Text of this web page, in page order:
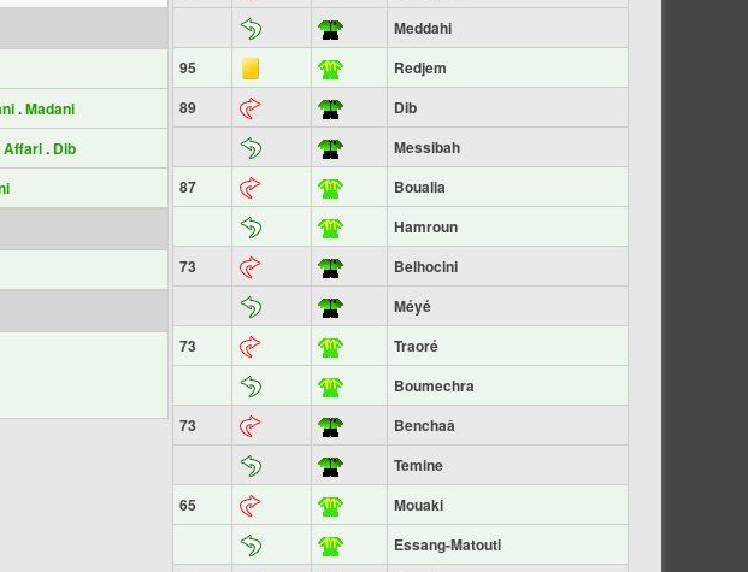
.Madani
Affari. Dib
Meddahi
95
Redjem
89
Dib
Messibah
87
Boualia
Hamroun
73
Belhocini
Méyé
73
Traoré
Boumechra
73
Benchaâ
Temine
65
Mouaki
Essang-Matouti